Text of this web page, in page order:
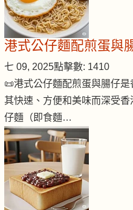
港式公仔麵配煎蛋與
七 09, 2025點擊數: 1410
📜港式公仔麵配煎蛋與腸仔
其快速、方便和美味而深受
仔麵（即食麵…